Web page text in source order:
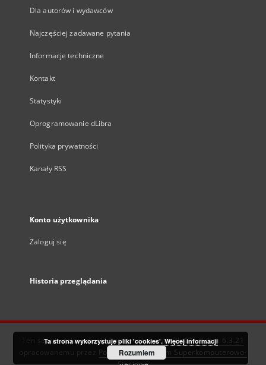
Dla autorów i wydawców
Najczęściej zadawane pytania
Informacje techniczne
Kontakt
Statystyki
Oprogramowanie dLibra
Polityka prywatności
Kanały RSS
Konto użytkownika
Zaloguj się
Historia przeglądania
Ten serwis działa dzięki oprogramowaniuDInGO dLibra 6.3.21
Poznańskie Centrum Superkomputerowo-
Ta strona wykorzystuje pliki 'cookies'. Więcej informacji
Rozumiem